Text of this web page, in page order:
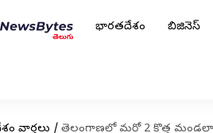
భారతదేశం బిజినెస్
వార్తలు / తెలంగాణలో మరో 2 కొత్త